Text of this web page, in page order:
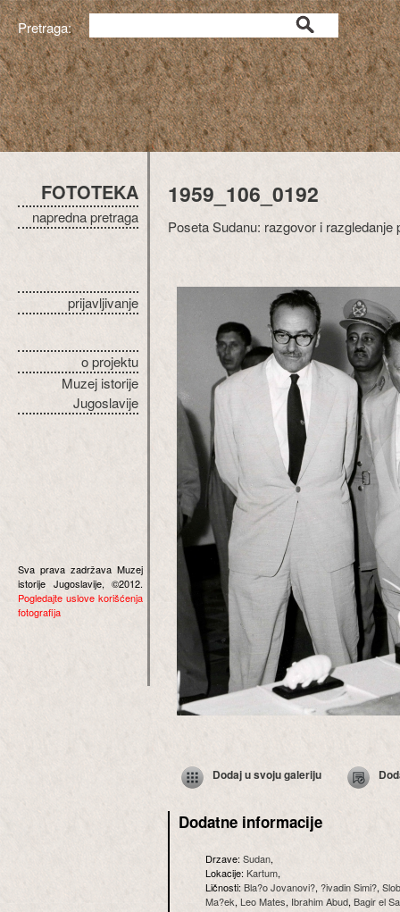
Pretraga:
FOTOTEKA
napredna pretraga
prijavljivanje
o projektu
Muzej istorije
Jugoslavije
Sva prava zadržava Muzej
istorije Jugoslavije, ©2012.
Pogledajte uslove korišćenja
fotografija
1959_106_0192
Poseta Sudanu: razgovor i
Dodaj u svoju galeriju
Dodatne informacije
Drzave:Sudan,
Lokacije:Kartum,
Ličnosti:Bla?o Jovanovi?, ?ivadin Simi?,
Ma?ek, Leo Mates, Ibrahim Abud, Bagir el